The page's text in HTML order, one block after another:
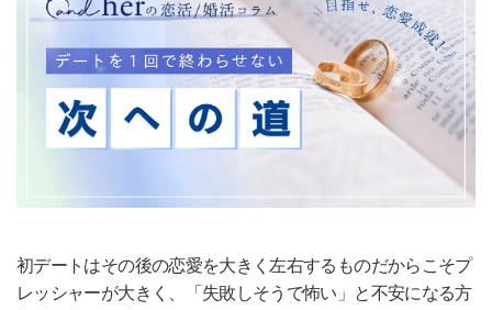
初デートはその後の恋愛を大きく左右するものだからこそプ
レッシャーが大きく、「失敗しそうで怖い」と不安になる方